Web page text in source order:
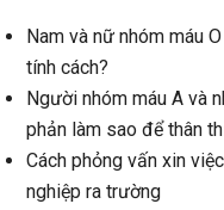
Nam và nữ nhóm máu
tính cách?
Người nhóm máu A và
phản làm sao để thân
Cách phỏng vấn xin
nghiệp ra trường